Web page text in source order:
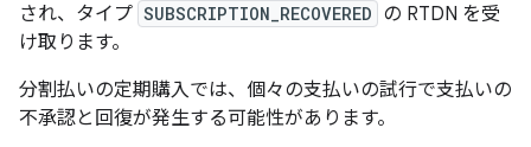
され、タイプ SUBSCRIPTION_RECOVERED の RTDN を受
け取ります。
分割払いの定期購入では、個々の支払いの試行で支払いの
不承認と回復が発生する可能性があります。